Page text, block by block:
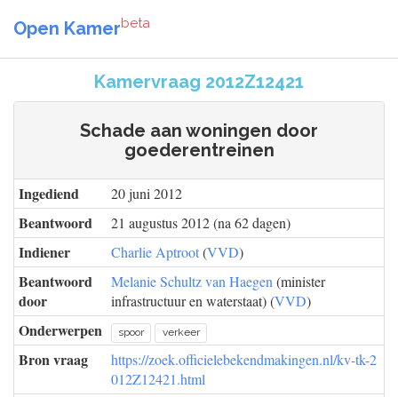
Open Kamerbeta
Kamervraag 2012Z12421
Schade aan woningen door
goederentreinen
Ingediend 20 juni 2012
Beantwoord 21 augustus 2012 (na 62 dagen)
Indiener Charlie Aptroot(VVD)
Beantwoord
door
Melanie Schultz van Haegen (minister
infrastructuur en waterstaat) (VVD)
Onderwerpen spoor verkeer
Bron vraag
https://zoek.officielebekendmakingen.nl/kv-tk-2
012Z12421.html